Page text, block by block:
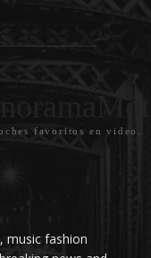
favoritos en video.
music fashion